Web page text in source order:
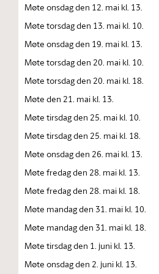
Møte onsdag den 12. mai kl. 13.
Møte torsdag den 13. mai kl. 10.
Møte onsdag den 19. mai kl. 13.
Møte torsdag den 20. mai kl. 10.
Møte torsdag den 20. mai kl. 18.
Møte den 21. mai kl. 13.
Møte tirsdag den 25. mai kl. 10.
Møte tirsdag den 25. mai kl. 18.
Møte onsdag den 26. mai kl. 13.
Møte fredag den 28. mai kl. 13.
Møte fredag den 28. mai kl. 18.
Møte mandag den 31. mai kl. 10.
Møte mandag den 31. mai kl. 18.
Møte tirsdag den 1. juni kl. 13.
Møte onsdag den 2. juni kl. 13.